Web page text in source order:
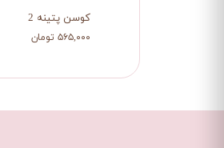
کوسن پتینه 2
۵۶۵,۰۰۰ تومان